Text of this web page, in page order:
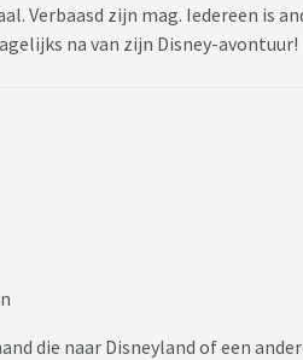
Verbaasd zijn mag. Iedereen is
na van zijn Disney-avontuur!
die naar Disneyland of een